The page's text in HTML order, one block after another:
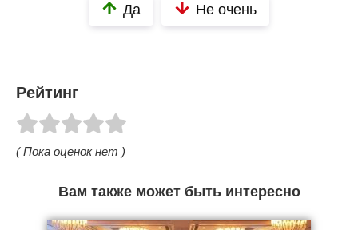
Да Не очень
Рейтинг
( Пока оценок нет )
Вам также может быть интересно